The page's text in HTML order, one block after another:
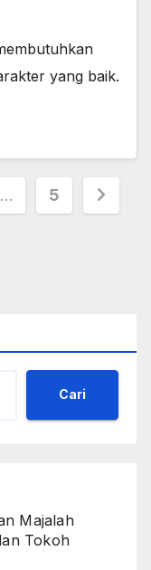
yang baik.
… 5
Cari
Majalah
Tokoh